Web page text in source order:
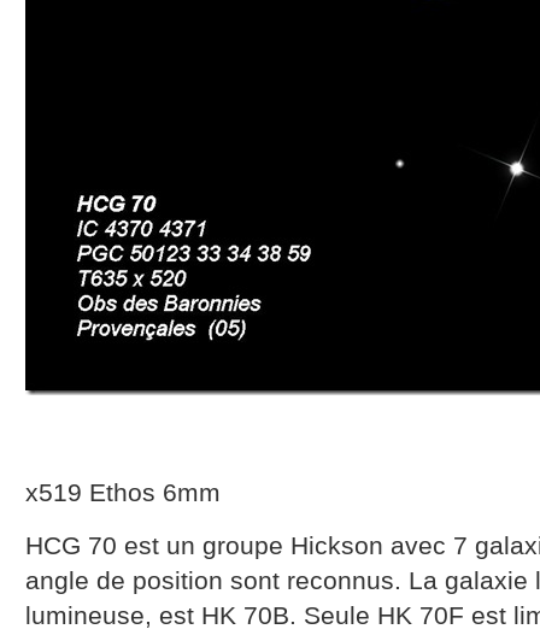
x519 Ethos 6mm
HCG 70 est un groupe Hickson avec 7
angle de position sont reconnus. La
lumineuse, est HK 70B. Seule HK 70F est